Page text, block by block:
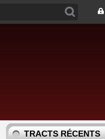
TRACTS RÉCENTS